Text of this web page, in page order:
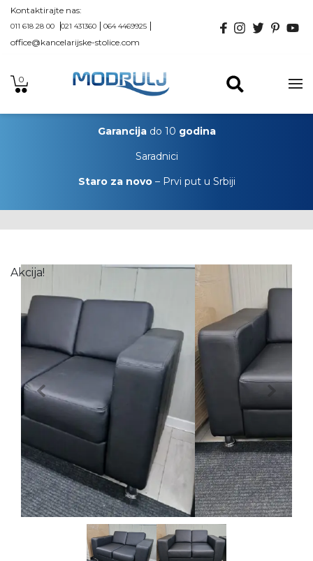
Kontaktirajte nas:
011 618 28 00 021 431360 064 4469925
office@kancelarijske-stolice.com
0
Garancijado 10 godina
Saradnici
Staro za novo– Prvi put u Srbiji
Akcija!
Previous